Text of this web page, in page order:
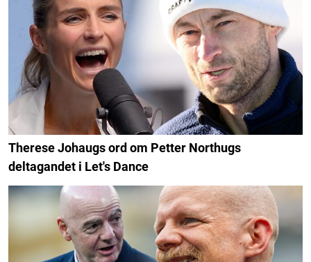
Therese Johaugs ord om Petter Northugs
deltagandet i Let's Dance